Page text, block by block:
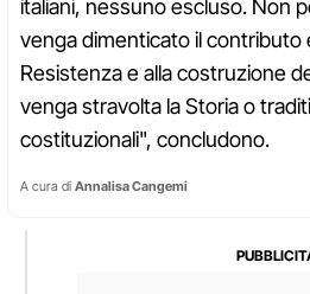
italiani, nessuno escluso. Non
venga dimenticato il contributo
Resistenza e alla costruzione
venga stravolta la Storia o
costituzionali", concludono.
A cura di Annalisa Cangemi